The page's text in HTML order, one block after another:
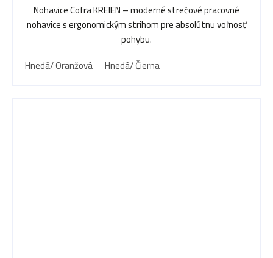
Nohavice Cofra KREIEN – moderné strečové pracovné
nohavice s ergonomickým strihom pre absolútnu voľnosť
pohybu.
Hnedá/ Oranžová
Hnedá/ Čierna